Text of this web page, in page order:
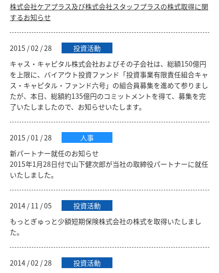
株式会社ケアプラス及び株式会社スタッフプラスの株式取得に関
するお知らせ
2015 / 02 / 28
投資活動
キャス・キャピタル株式会社およびその子会社は、総額150億円
を上限に、バイアウト投資ファンド「投資事業有限責任組合キャ
ス・キャピタル・ファンド六号」の組合員募集を進めて参りまし
たが、本日、総額約135億円のコミットメントを得て、募集を完
了いたしましたので、お知らせいたします。
2015 / 01 / 28
人事
新パートナー就任のお知らせ
2015年1月28日付で山下健次郎が当社の取締役パートナーに就任
いたしました。
2014 / 11 / 05
投資活動
もっとぎゅっと少額短期保険株式会社の株式を取得いたしまし
た。
2014 / 02 / 28
投資活動